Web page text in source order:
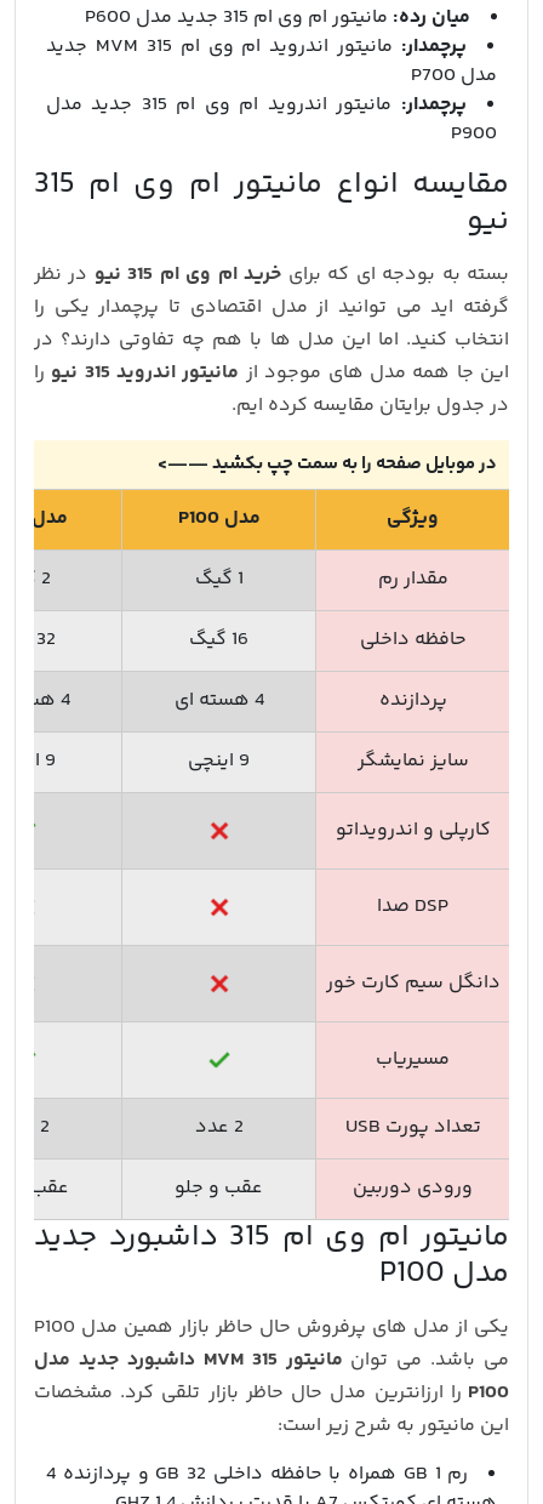
میان رده: مانیتور ام وی ام 315 جدید مدل P600
پرچمدار:
مانیتور اندروید ام وی ام 315 MVM جدید
مدل P700
پرچمدار:
مانیتور اندروید ام وی ام 315 جدید مدل
P900
مقایسه انواع مانیتور ام وی ام 315
نیو
بسته به بودجه ای که برای خرید ام وی ام 315 نیو
در نظر
گرفته اید می توانید از مدل اقتصادی تا پرچمدار یکی را
انتخاب کنید. اما این مدل ها با هم چه تفاوتی دارند؟ در
این جا همه مدل های موجود از مانیتور اندروید 315 نیو
را
در جدول برایتان مقایسه کرده ایم.
در موبایل صفحه را به سمت چپ بکشید ——>
ویژگی مدل P100
مدل P200
مقدار رم
1 گیگ
2 گیگ
حافظه داخلی
16 گیگ
32 گیگ
پردازنده
4 هسته ای
4 هسته ای
سایز نمایشگر
9 اینچی 9 اینچی
کارپلی و اندرویداتو
DSP صدا
دانگل سیم کارت خور
مسیریاب
تعداد پورت USB 2 عدد
2 عدد
ورودی دوربین
عقب و جلو عقب و
مانیتور ام وی ام 315 داشبورد جدید
مدل P100
یکی از مدل های پرفروش حال حاظر بازار همین مدل P100
می باشد. می توان
مانیتور MVM 315 داشبورد جدید مدل
P100 را ارزانترین مدل حال حاظر بازار تلقی کرد. مشخصات
این مانیتور به شرح زیر است:
رم 1 GB همراه با حافظه داخلی 32 GB و پردازنده 4